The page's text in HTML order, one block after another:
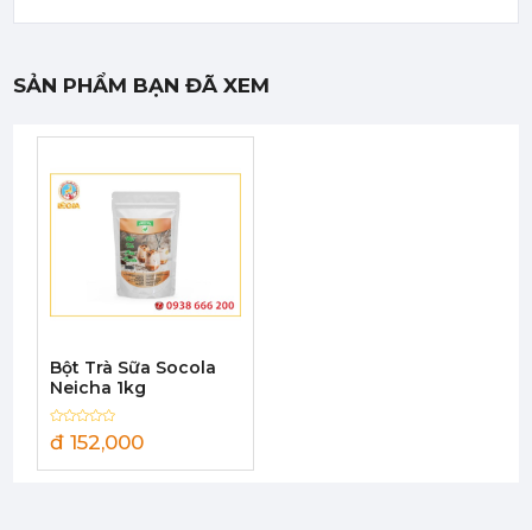
442,750 đ
SẢN PHẨM BẠN ĐÃ XEM
Bột Trà Sữa Socola
Neicha 1kg
đ 152,000